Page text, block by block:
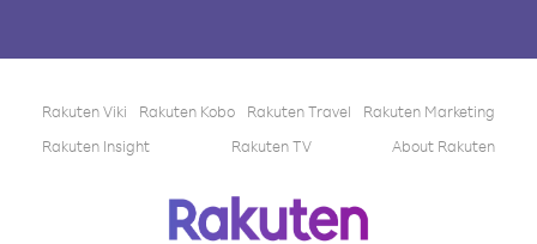
Rakuten Viki Rakuten Kobo Rakuten Travel
Rakuten Marketing
Rakuten Insight
Rakuten TV About Rakuten